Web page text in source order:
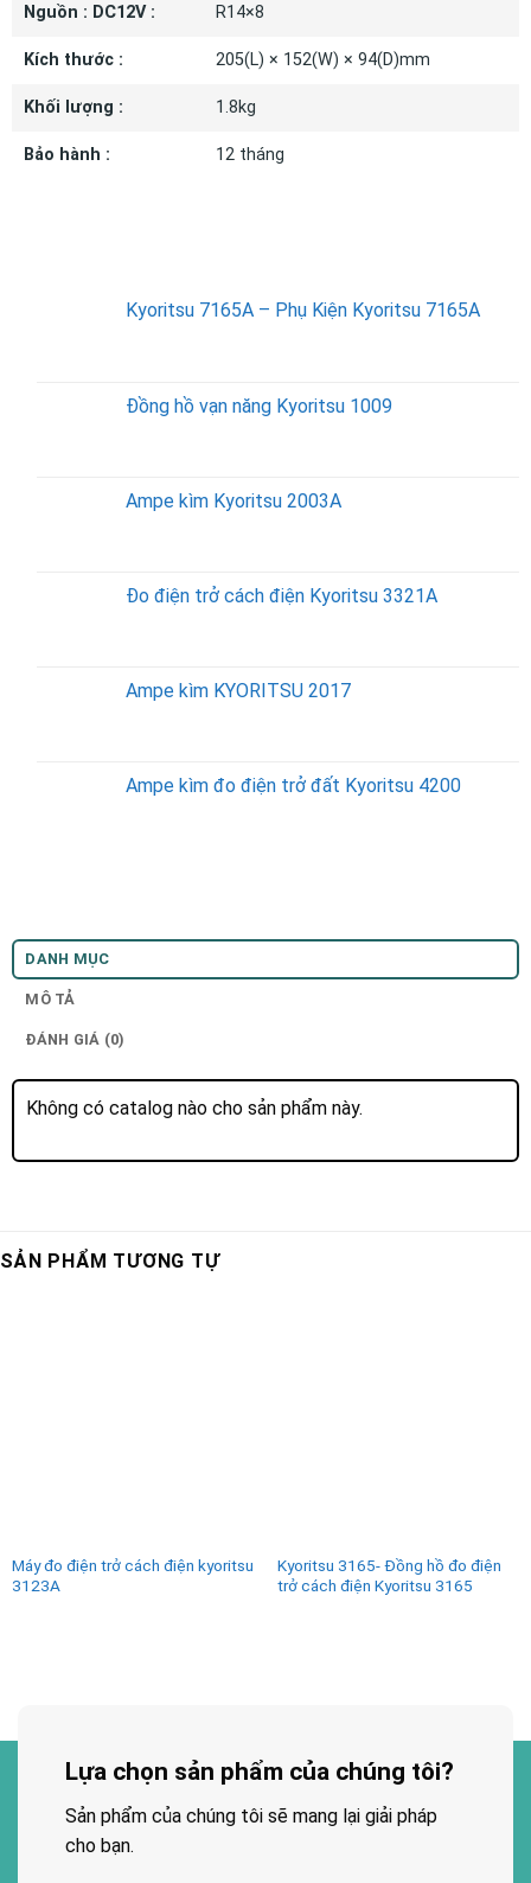
Nguồn : DC12V : R14×8
Kích thước : 205(L) × 152(W) × 94(D)mm
Khối lượng : 1.8kg
Bảo hành : 12 tháng
Kyoritsu 7165A – Phụ Kiện Kyoritsu 7165A
Đồng hồ vạn năng Kyoritsu 1009
Ampe kìm Kyoritsu 2003A
Đo điện trở cách điện Kyoritsu 3321A
Ampe kìm KYORITSU 2017
Ampe kìm đo điện trở đất Kyoritsu 4200
DANH MỤC
MÔ TẢ
ĐÁNH GIÁ (0)
Không có catalog nào cho sản phẩm này.
SẢN PHẨM TƯƠNG TỰ
Máy đo điện trở cách điện kyoritsu
3123A
Kyoritsu 3165- Đồng hồ đo điện
trở cách điện Kyoritsu 3165
Lựa chọn sản phẩm của chúng tôi?
Sản phẩm của chúng tôi sẽ mang lại giải pháp
cho bạn.